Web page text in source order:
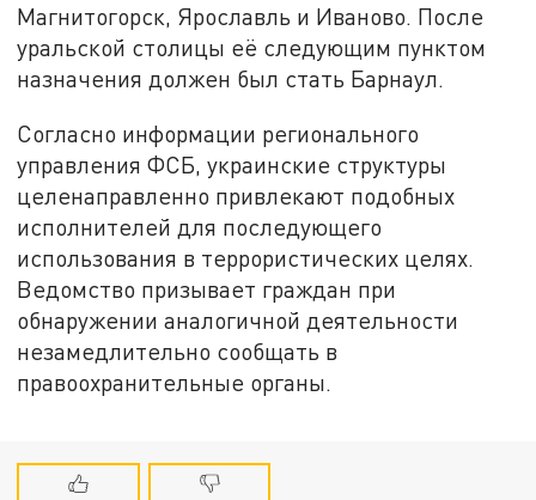
Магнитогорск, Ярославль и Иваново. После
уральской столицы её следующим пунктом
назначения должен был стать Барнаул.
Согласно информации регионального
управления ФСБ, украинские структуры
целенаправленно привлекают подобных
исполнителей для последующего
использования в террористических целях.
Ведомство призывает граждан при
обнаружении аналогичной деятельности
незамедлительно сообщать в
правоохранительные органы.